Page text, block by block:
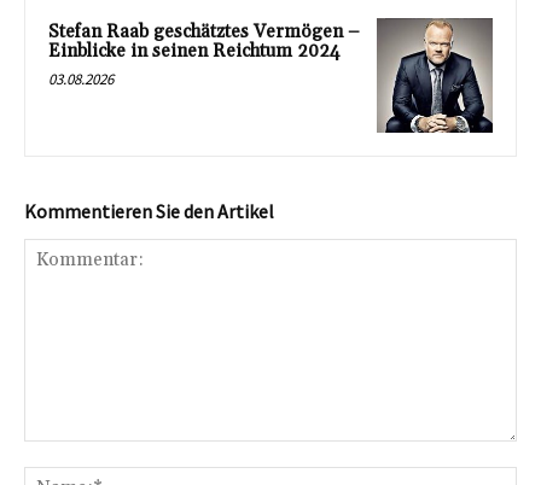
Stefan Raab geschätztes Vermögen –
Einblicke in seinen Reichtum 2024
03.08.2026
Kommentieren Sie den Artikel